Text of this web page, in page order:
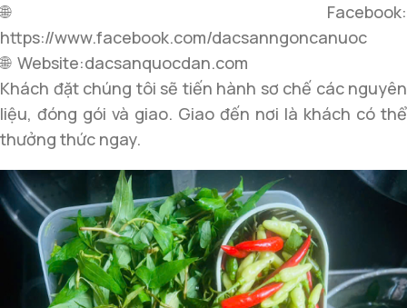
🌐 Facebook:
https://www.facebook.com/dacsanngoncanuoc
🌐 Website:dacsanquocdan.com
Khách đặt chúng tôi sẽ tiến hành sơ chế các nguyên
liệu, đóng gói và giao. Giao đến nơi là khách có thể
thưởng thức ngay.